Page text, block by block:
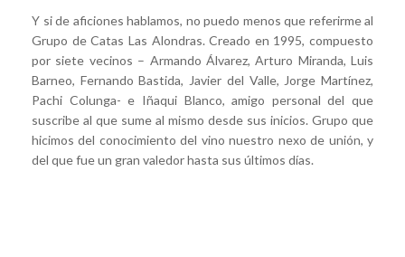
Y si de aficiones hablamos, no puedo menos que referirme al
Grupo de Catas Las Alondras. Creado en 1995, compuesto
por siete vecinos – Armando Álvarez, Arturo Miranda, Luis
Barneo, Fernando Bastida, Javier del Valle, Jorge Martínez,
Pachi Colunga- e Iñaqui Blanco, amigo personal del que
suscribe al que sume al mismo desde sus inicios. Grupo que
hicimos del conocimiento del vino nuestro nexo de unión, y
del que fue un gran valedor hasta sus últimos días.